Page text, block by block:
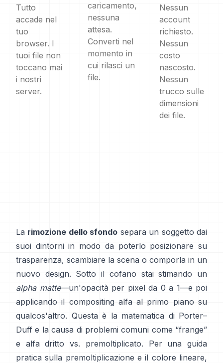
Tutto
accade nel
tuo
browser. I
tuoi file non
toccano mai
i nostri
server.
caricamento,
nessuna
attesa.
Converti nel
momento in
cui rilasci un
file.
Nessun
account
richiesto.
Nessun
costo
nascosto.
Nessun
trucco sulle
dimensioni
dei file.
La rimozione dello sfondo separa un soggetto dai
suoi dintorni in modo da poterlo posizionare su
trasparenza, scambiare la scena o comporla in un
nuovo design. Sotto il cofano stai stimando un
alpha matte—un'opacità per pixel da 0 a 1—e poi
applicando il compositing alfa al primo piano su
qualcos'altro. Questa è la matematica di Porter–
Duff e la causa di problemi comuni come “frange”
e alfa dritto vs. premoltiplicato. Per una guida
pratica sulla premoltiplicazione e il colore lineare,